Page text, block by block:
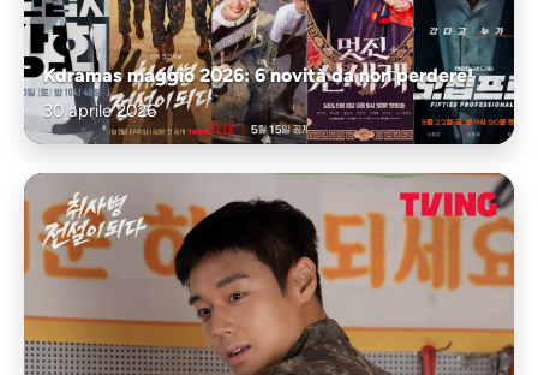
Kdramas maggio 2026: 6 novità da non perdere!
30 aprile 2026